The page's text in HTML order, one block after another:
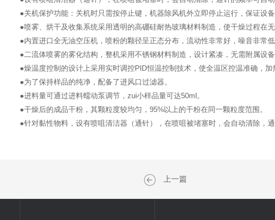
●关机保护功能：关机时只需按停止键，机器除风机外立即停止运行，保证设
●喷雾、烘干及收集系统采用透明的高硼硅耐热玻璃材料制造，使干燥过程在无
●内置进口全无油空压机，喷粉的颗径呈正态分布，流动性非常好，噪音非常低
●二流体喷雾的雾化结构，整机采用不锈钢材料制造，设计紧凑，无需附属设备
●燥温度控制的设计上采用实时调控PID恒温控制技术，使全温区控温准确，加
●为了保持样品的纯净，配备了进风口过滤器。
●进料量可通过进料蠕动泵调节，zui小样品量可达50ml。
●干燥后的成品干粉，其颗粒度较均匀，95%以上的干粉在同一颗粒度范围。
●针对黏性物料，设有喷咀清洁器（通针），在喷咀被堵塞时，会自动清除，通
上一篇